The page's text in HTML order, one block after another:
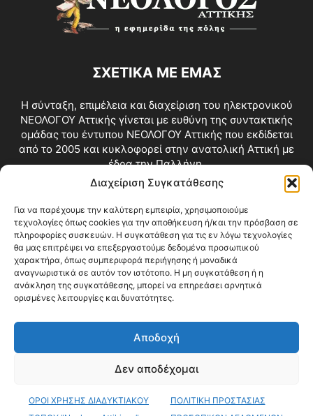
Διαχείριση Συγκατάθεσης
Για να παρέχουμε την καλύτερη εμπειρία, χρησιμοποιούμε
τεχνολογίες όπως cookies για την αποθήκευση ή/και την πρόσβαση σε
πληροφορίες συσκευών. Η συγκατάθεση για τις εν λόγω τεχνολογίες
θα μας επιτρέψει να επεξεργαστούμε δεδομένα προσωπικού
χαρακτήρα, όπως συμπεριφορά περιήγησης ή μοναδικά
αναγνωριστικά σε αυτόν τον ιστότοπο. Η μη συγκατάθεση ή η
ανάκληση της συγκατάθεσης, μπορεί να επηρεάσει αρνητικά
ορισμένες λειτουργίες και δυνατότητες.
Αποδοχή
Δεν αποδέχομαι
ΟΡΟΙ ΧΡΗΣΗΣ ΔΙΑΔΥΚΤΙΑΚΟΥ
ΠΟΛΙΤΙΚΗ ΠΡΟΣΤΑΣΙΑΣ
ΣΧΕΤΙΚΑ ΜΕ ΕΜΑΣ
Η σύνταξη, επιμέλεια και διαχείριση του ηλεκτρονικού
ΝΕΟΛΟΓΟΥ Αττικής γίνεται με ευθύνη της συντακτικής
ομάδας του έντυπου ΝΕΟΛΟΓΟΥ Αττικής που εκδίδεται
από το 2005 και κυκλοφορεί στην ανατολική Αττική με
έδρα την Παλλήνη.
Επικοινωνία:info@neologosattikis.gr
ΑΚΟΛΟΥΘΗΣΕ ΜΑΣ
Videos Όροι Χρήσης
© Copyright 2026 ΝΕΟΛΟΓΟΣ ΑΤΤΙΚΗΣ • All Rights Reserved •